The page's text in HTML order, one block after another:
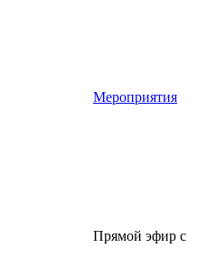
Мероприятия
Прямой эфир с